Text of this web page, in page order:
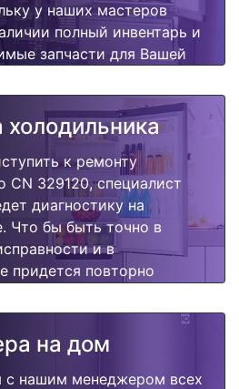
у наших мастеров
полный инвентарь и
запчасти для Вашей
холодильника
к ремонту
CN 329120, специалист
диагностику на
Что бы быть точно в
и в
придется повторно
на дом
с нашим менеджером всех